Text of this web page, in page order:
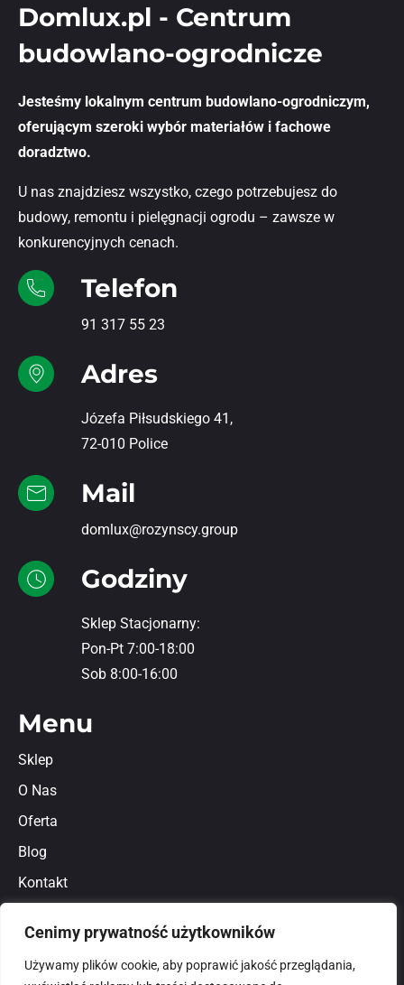
Cenimy prywatność użytkowników
Używamy plików cookie, aby poprawić jakość przeglądania,
Domlux.pl - Centrum
budowlano-ogrodnicze
Jesteśmy lokalnym centrum budowlano-ogrodniczym,
oferującym szeroki wybór materiałów i fachowe
doradztwo.
U nas znajdziesz wszystko, czego potrzebujesz do
budowy, remontu i pielęgnacji ogrodu – zawsze w
konkurencyjnych cenach.
Telefon
91 317 55 23
Adres
Józefa Piłsudskiego 41,
72-010 Police
Mail
domlux@rozynscy.group
Godziny
Sklep Stacjonarny:
Pon-Pt 7:00-18:00
Sob 8:00-16:00
Menu
Sklep
O Nas
Oferta
Blog
Kontakt
Polityka prywatności